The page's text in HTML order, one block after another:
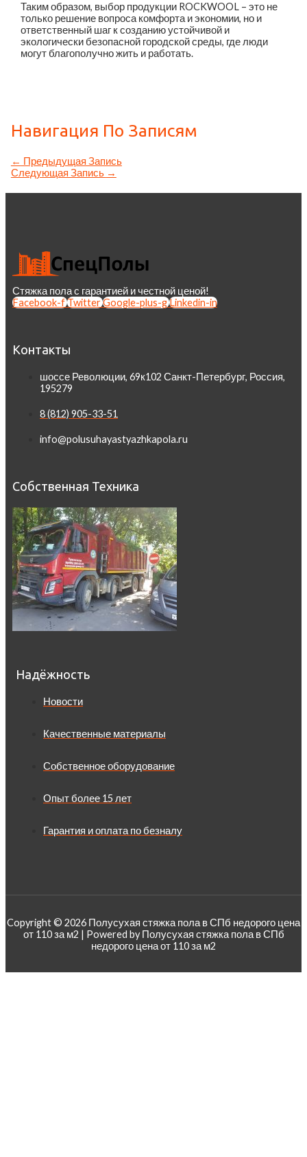
Таким образом, выбор продукции ROCKWOOL – это не
только решение вопроса комфорта и экономии, но и
ответственный шаг к созданию устойчивой и
экологически безопасной городской среды, где люди
могут благополучно жить и работать.
Навигация По Записям
← Предыдущая Запись
Следующая Запись →
Стяжка пола с гарантией и честной ценой!
Facebook-fTwitterGoogle-plus-gLinkedin-in
Контакты
шоссе Революции, 69к102 Санкт-Петербург, Россия,
195279
8 (812) 905-33-51
info@polusuhayastyazhkapola.ru
Собственная Техника
Надёжность
Новости
Качественные материалы
Собственное оборудование
Опыт более 15 лет
Гарантия и оплата по безналу
Copyright © 2026 Полусухая стяжка пола в СПб недорого цена
от 110 за м2 | Powered by Полусухая стяжка пола в СПб
недорого цена от 110 за м2